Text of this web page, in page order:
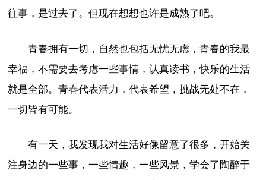
往事，是过去了。但现在想想也许是成熟了吧。
青春拥有一切，自然也包括无忧无虑，青春的我最
幸福，不需要去考虑一些事情，认真读书，快乐的生活
就是全部。青春代表活力，代表希望，挑战无处不在，
一切皆有可能。
有一天，我发现我对生活好像留意了很多，开始关
注身边的一些事，一些情趣，一些风景，学会了陶醉于